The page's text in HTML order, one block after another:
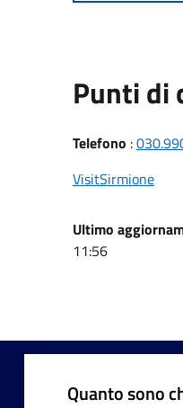
Punti di
Telefono :
VisitSirmione
Ultimo
11:56
Quanto sono